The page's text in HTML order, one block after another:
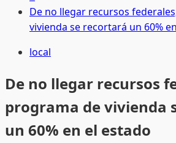
De no llegar recursos
vivienda se recortará un 60%
local
De no llegar recursos
programa de vivienda
un 60% en el estado